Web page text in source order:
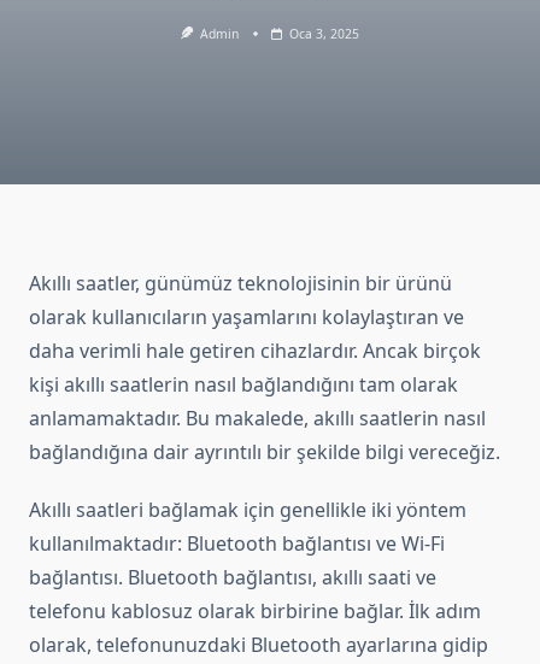
Admin Oca 3, 2025
Akıllı saatler, günümüz teknolojisinin bir ürünü
olarak kullanıcıların yaşamlarını kolaylaştıran ve
daha verimli hale getiren cihazlardır. Ancak birçok
kişi akıllı saatlerin nasıl bağlandığını tam olarak
anlamamaktadır. Bu makalede, akıllı saatlerin nasıl
bağlandığına dair ayrıntılı bir şekilde bilgi vereceğiz.
Akıllı saatleri bağlamak için genellikle iki yöntem
kullanılmaktadır: Bluetooth bağlantısı ve Wi-Fi
bağlantısı. Bluetooth bağlantısı, akıllı saati ve
telefonu kablosuz olarak birbirine bağlar. İlk adım
olarak, telefonunuzdaki Bluetooth ayarlarına gidip